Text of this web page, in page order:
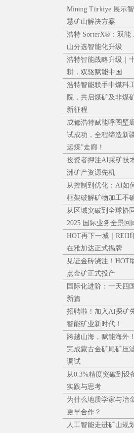
Mining Türkiye 展示
慧矿山解决方案
浩特 SorterX®：双能
山分选智能化升级
浩特智能战略升级｜
耕，双驱赋能中国
浩特智能联手中煤科
院，共启煤矿及非煤
新征程
成都浩特赋能呼图壁
试成功，全程缔造新
运煤”走廊！
投资者押注AI采矿技
洲矿产资源先机
从控制到优化：AI如
框架破解矿物加工不
从区域突破到全球协
2025 国际业务全景回
HOT再下一城｜REII
在雅加达正式揭牌
见证金砖浇注！HOT
点金矿正式投产
国际化进阶：一天四
新篇
招聘啦！加入AI探矿
智能矿业新时代！
跨越山海，赋能海外
完成蒙古金矿尾矿压
调试
从0.3%精度突破到设
实践与思考
为什么地质学家与冶
更早合作？
人工智能走进矿山规